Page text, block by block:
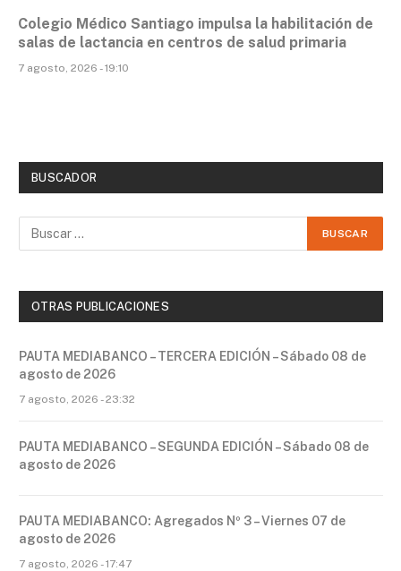
Colegio Médico Santiago impulsa la habilitación de
salas de lactancia en centros de salud primaria
7 agosto, 2026 - 19:10
BUSCADOR
OTRAS PUBLICACIONES
PAUTA MEDIABANCO – TERCERA EDICIÓN – Sábado 08 de
agosto de 2026
7 agosto, 2026 - 23:32
PAUTA MEDIABANCO – SEGUNDA EDICIÓN – Sábado 08 de
agosto de 2026
PAUTA MEDIABANCO: Agregados Nº 3 – Viernes 07 de
agosto de 2026
7 agosto, 2026 - 17:47